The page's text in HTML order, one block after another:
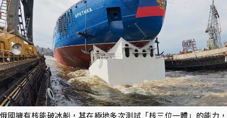
俄國擁有核能破冰船，其在極地多次測試「核三位一體」的能力，